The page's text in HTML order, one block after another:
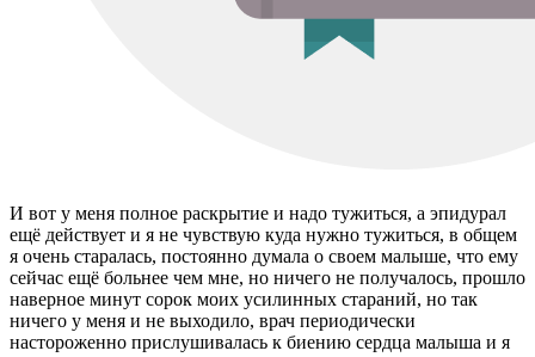
И вот у меня полное раскрытие и надо тужиться, а эпидурал
ещё действует и я не чувствую куда нужно тужиться, в общем
я очень старалась, постоянно думала о своем малыше, что ему
сейчас ещё больнее чем мне, но ничего не получалось, прошло
наверное минут сорок моих усилинных стараний, но так
ничего у меня и не выходило, врач периодически
настороженно прислушивалась к биению сердца малыша и я